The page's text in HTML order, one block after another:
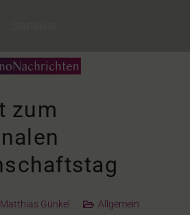
zum
Matthias Günkel
Allgemein